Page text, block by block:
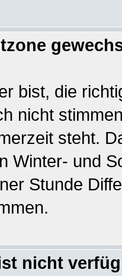
bist, die
nicht
steht.
Winter- und
Stunde
nicht